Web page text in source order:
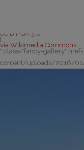
CC BY-SA 3.0
],
via Wikimedia Commons
" class="fancy-gallery"
content/uploads/2016/01/